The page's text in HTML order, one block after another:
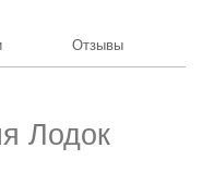
Отзывы
Лодок